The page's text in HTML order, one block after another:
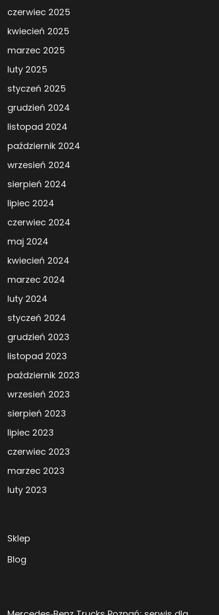
czerwiec 2025
kwiecień 2025
marzec 2025
luty 2025
styczeń 2025
grudzień 2024
listopad 2024
październik 2024
wrzesień 2024
sierpień 2024
lipiec 2024
czerwiec 2024
maj 2024
kwiecień 2024
marzec 2024
luty 2024
styczeń 2024
grudzień 2023
listopad 2023
październik 2023
wrzesień 2023
sierpień 2023
lipiec 2023
czerwiec 2023
marzec 2023
luty 2023
Sklep
Blog